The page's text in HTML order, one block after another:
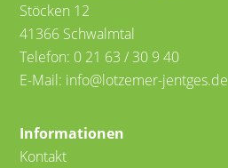
Stöcken 12
41366 Schwalmtal
Telefon: 0 21 63 / 30 9 40
E-Mail: info@lotzemer-jentges.de
Informationen
Kontakt